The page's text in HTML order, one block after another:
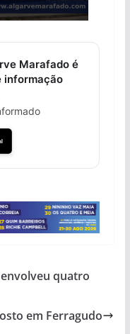
vídeo)
vídeo)
Marafado é
informação
quatro
em Ferragudo